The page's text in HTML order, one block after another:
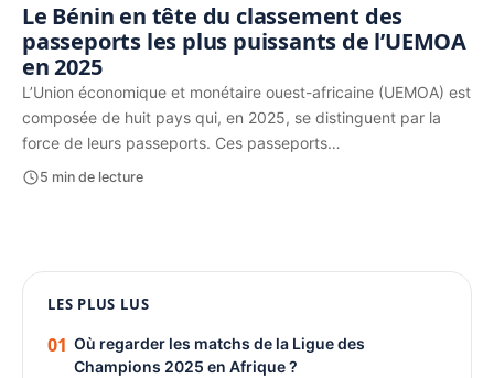
Le Bénin en tête du classement des
passeports les plus puissants de l’UEMOA
en 2025
L’Union économique et monétaire ouest-africaine (UEMOA) est
composée de huit pays qui, en 2025, se distinguent par la
force de leurs passeports. Ces passeports…
5 min de lecture
PUBLICITÉ
LES PLUS LUS
01 Où regarder les matchs de la Ligue des
Champions 2025 en Afrique ?